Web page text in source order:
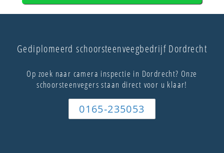
Gediplomeerd schoorsteenveegbedrijf Dordrecht
Op zoek naar camera inspectie in Dordrecht? Onze
schoorsteenvegers staan direct voor u klaar!
0165-235053